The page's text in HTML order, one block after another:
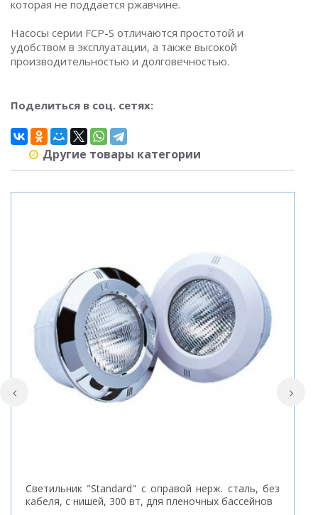
которая не поддается ржавчине.
Насосы серии FCP-S отличаются простотой и
удобством в эксплуатации, а также высокой
производительностью и долговечностью.
Поделиться в соц. сетях:
Другие товары категории
Светильник "Standard" с оправой нерж. сталь, без
кабеля, с нишей, 300 вт, для пленочных бассейнов